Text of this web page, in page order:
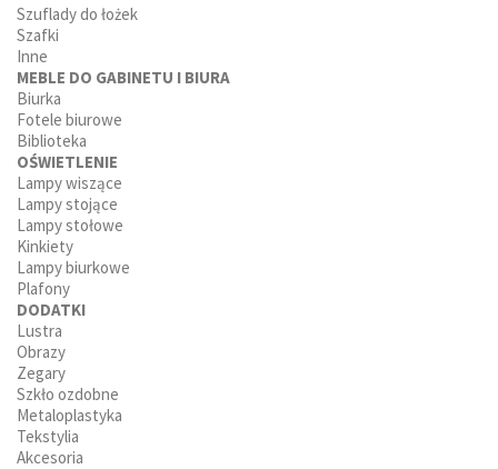
Szuflady do łożek
Szafki
Inne
MEBLE DO GABINETU I BIURA
Biurka
Fotele biurowe
Biblioteka
OŚWIETLENIE
Lampy wiszące
Lampy stojące
Lampy stołowe
Kinkiety
Lampy biurkowe
Plafony
DODATKI
Lustra
Obrazy
Zegary
Szkło ozdobne
Metaloplastyka
Tekstylia
Akcesoria